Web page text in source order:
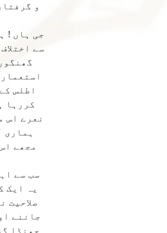
و
جی ہاں !
سے
اطلس
كررہا
نعرے اس
ہماری
مجھے
سب سے
یہ ایک
صلاحیت
جاننے
جھنڈا